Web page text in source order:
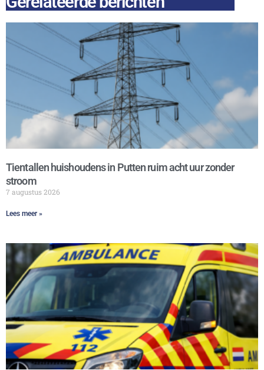
Tientallen huishoudens in Putten ruim acht uur zonder
stroom
7 augustus 2026
Lees meer »